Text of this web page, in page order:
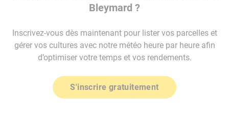
Bleymard ?
Inscrivez-vous dès maintenant pour lister vos parcelles et
gérer vos cultures avec notre météo heure par heure afin
d’optimiser votre temps et vos rendements.
S'inscrire gratuitement